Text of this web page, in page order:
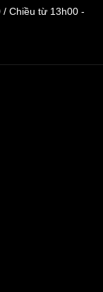
Chiều từ 13h00 -